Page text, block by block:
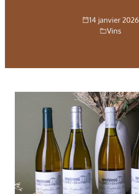
14 janvier 2026
Vins